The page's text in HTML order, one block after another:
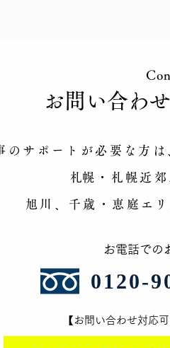
帯広・
9月
お問い合わ
のサポートが必要な方
札幌・札幌近
旭川、千歳・恵庭エリ
お電話での
​0120-
【お問い合わせ対応